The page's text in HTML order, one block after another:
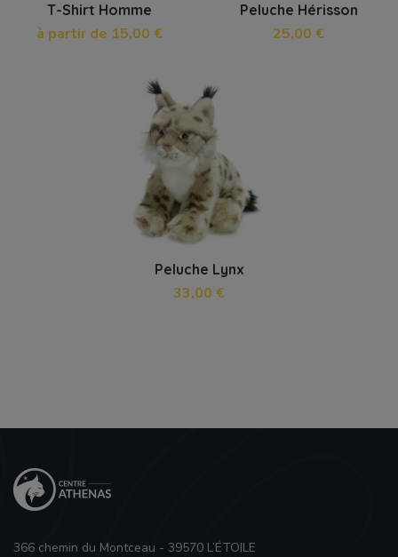
T-Shirt Homme
à partir de 15,00 €
Peluche Hérisson
25,00 €
Peluche Lynx
33,00 €
366 chemin du Montceau - 39570 L’ÉTOILE